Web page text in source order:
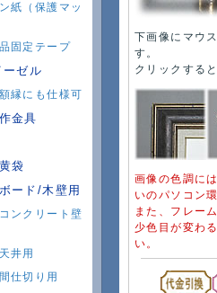
下画像にマウ
す。
クリックする
画像の色調に
いのパソコン
また、フレー
少色目が変わ
い。
紙（保護マッ
固定テープ
ゼル
縁にも仕様可
金具
袋
ード/木壁用
ンクリート壁
井用
仕切り用